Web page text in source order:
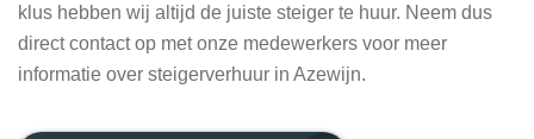
klus hebben wij altijd de juiste steiger te huur. Neem dus
direct contact op met onze medewerkers voor meer
informatie over steigerverhuur in Azewijn.